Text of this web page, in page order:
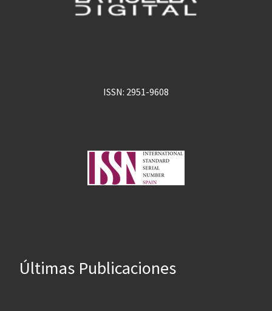
ISSN: 2951-9608
Últimas Publicaciones